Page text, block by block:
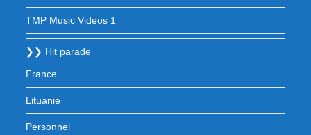
TMP Music Videos 1
❯❯ Hit parade
France
Lituanie
Personnel